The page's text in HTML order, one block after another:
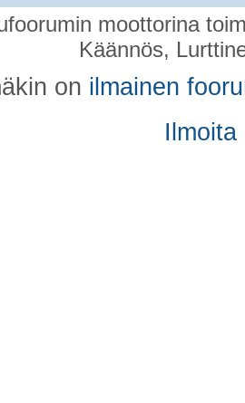
moottorina
Käännös,
on ilmainen